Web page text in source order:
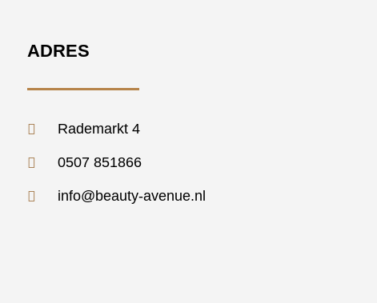
ADRES
Rademarkt 4
0507 851866
info@beauty-avenue.nl